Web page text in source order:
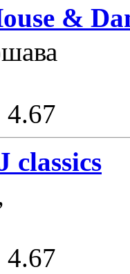
&
4.67
classics
4.67